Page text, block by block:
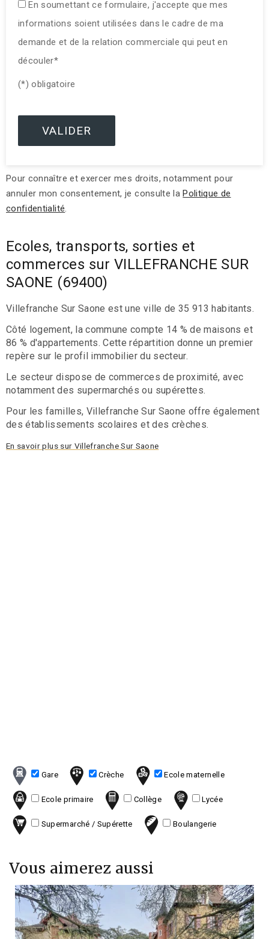
En soumettant ce formulaire, j'accepte que mes
informations soient utilisées dans le cadre de ma
demande et de la relation commerciale qui peut en
découler*
(*) obligatoire
Pour connaître et exercer mes droits, notamment pour
annuler mon consentement, je consulte laPolitique de
confidentialité
Ecoles, transports, sorties et
commerces sur VILLEFRANCHE SUR
SAONE (69400)
Villefranche Sur Saone est une ville de 35 913 habitants.
Côté logement, la commune compte 14 % de maisons et
86 % d'appartements. Cette répartition donne un premier
repère sur le profil immobilier du secteur.
Le secteur dispose de commerces de proximité, avec
notamment des supermarchés ou supérettes.
Pour les familles, Villefranche Sur Saone offre également
des établissements scolaires et des crèches.
En savoir plus sur Villefranche Sur Saone
Gare Crèche Ecole maternelle
Ecole primaire Collège Lycée
Supermarché / Supérette Boulangerie
Vous aimerez aussi